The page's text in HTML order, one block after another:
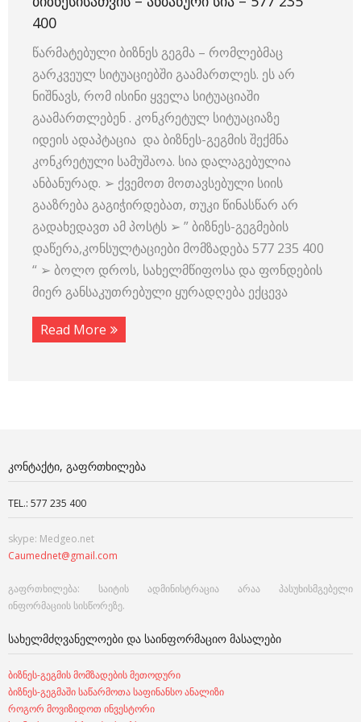
400
წარმატებული ბიზნეს გეგმა – რომლებმაც
გარკვეულ სიტუაციებში გაამართლეს. ეს არ
ნიშნავს, რომ ისინი ყველა სიტუაციაში
გაამართლებენ . კონკრეტულ სიტუაციაზე
იდეის ადაპტაცია და ბიზნეს-გეგმის შექმნა
კონკრეტული სამუშაოა. სია დალაგებულია
ანბანურად. ➢ ქვემოთ მოთავსებული სიის
გააზრება გაგიჭირდებათ, თუკი წინასწარ არ
გადახედავთ ამ პოსტს ➢ ” ბიზნეს-გეგმების
დაწერა,კონსულტაციები მომზადება 577 235 400
“ ➢ ბოლო დროს, სახელმწიფოსა და ფონდების
მიერ განსაკუთრებული ყურადღება ექცევა
Read More
ᲙᲝᲜᲢᲐᲥᲢᲘ, ᲒᲐᲤᲠᲗᲮᲘᲚᲔᲑᲐ
TEL.: 577 235 400
skype: Medgeo.net
Caumednet@gmail.com
გაფრთხილება: საიტის ადმინისტრაცია არაა პასუხისმგებელი
ინფორმაციის სისწორეზე.
ᲡᲐᲮᲔᲚᲛᲫᲦᲕᲐᲜᲔᲚᲝᲔᲑᲘ ᲓᲐ ᲡᲐᲘᲜᲤᲝᲠᲛᲐᲪᲘᲝ ᲛᲐᲡᲐᲚᲔᲑᲘ
ბიზნეს-გეგმის მომზადების მეთოდური
ბიზნეს-გეგმაში საწარმოთა საფინანსო ანალიზი
როგორ მოვიზიდოთ ინვესტორი